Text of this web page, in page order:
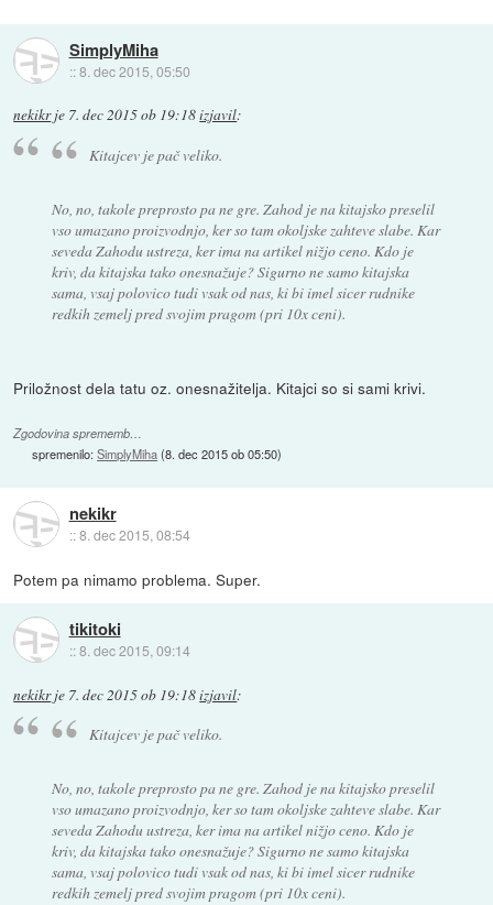
SimplyMiha
::8. dec 2015, 05:50
nekikrje 7. dec 2015 ob 19:18izjavil:
Kitajcev je pač veliko.
No, no, takole preprosto pa ne gre. Zahod je na kitajsko preselil
vso umazano proizvodnjo, ker so tam okoljske zahteve slabe. Kar
seveda Zahodu ustreza, ker ima na artikel nižjo ceno. Kdo je
kriv, da kitajska tako onesnažuje? Sigurno ne samo kitajska
sama, vsaj polovico tudi vsak od nas, ki bi imel sicer rudnike
redkih zemelj pred svojim pragom (pri 10x ceni).
Priložnost dela tatu oz. onesnažitelja. Kitajci so si sami krivi.
Zgodovina sprememb…
spremenilo:SimplyMiha(8. dec 2015 ob 05:50)
nekikr
::8. dec 2015, 08:54
Potem pa nimamo problema. Super.
tikitoki
::8. dec 2015, 09:14
nekikrje 7. dec 2015 ob 19:18izjavil:
Kitajcev je pač veliko.
No, no, takole preprosto pa ne gre. Zahod je na kitajsko preselil
vso umazano proizvodnjo, ker so tam okoljske zahteve slabe. Kar
seveda Zahodu ustreza, ker ima na artikel nižjo ceno. Kdo je
kriv, da kitajska tako onesnažuje? Sigurno ne samo kitajska
sama, vsaj polovico tudi vsak od nas, ki bi imel sicer rudnike
redkih zemelj pred svojim pragom (pri 10x ceni).